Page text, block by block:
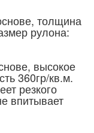
толщина
рулона:
высокое
360гр/кв.м.
резкого
впитывает